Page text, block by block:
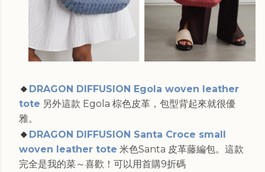
🔸 DRAGON DIFFUSION Egola woven leather
tote 另外這款 Egola 棕色皮革，包型背起來就很優
雅。
🔸 DRAGON DIFFUSION Santa Croce small
woven leather tote 米色Santa 皮革藤編包。這款
完全是我的菜～喜歡！可以用首購9折碼